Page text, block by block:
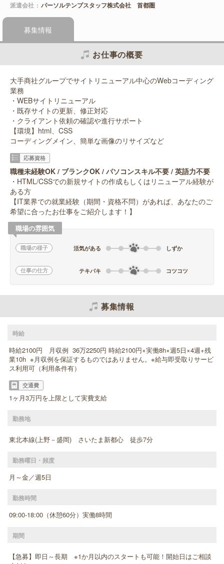
派遣会社
パーソルテンプスタッフ株式会社 首都圏
募集情報
お仕事の概要
大手商社グループでサイトリニューアル中心のWebコーディング
業務
・WEBサイトリニューアル
・既存サイトの更新、修正対応
・クライアント依頼の確認や進行サポート
【環境】html、CSS
コーディングメイン、簡単な画像のリサイズなど
応募資格
職種未経験OK / ブランクOK / パソコンスキル不要 / 英語力不要
・HTML/CSSでの新規サイトの作成もしくはリニューアル経験が
ある方
【IT業界での就業経験（期間・資格不問）があれば、あなたのご
希望に合ったお仕事をご紹介します！】
職場の雰囲気
職場の様子 活気がある しずか
仕事の仕方 テキパキ コツコツ
募集情報
時給
時給2100円 月収例 36万2250円 時給2100円×実働8h×週5日×4週+残
業10h ※月収例を保証するものではありません。※給与即受取りサービ
ス利用可（利用条件有）
交通費
1ヶ月3万円を上限として実費支給
勤務地
東北本線(上野－盛岡) さいたま新都心 徒歩7分
勤務曜日・頻度
月～金／週5日
勤務時間
09:00-18:00（休憩60分）実働8時間
期間
【急募】即日～長期 ※1か月以内のスタートも可能！開始日はご相談